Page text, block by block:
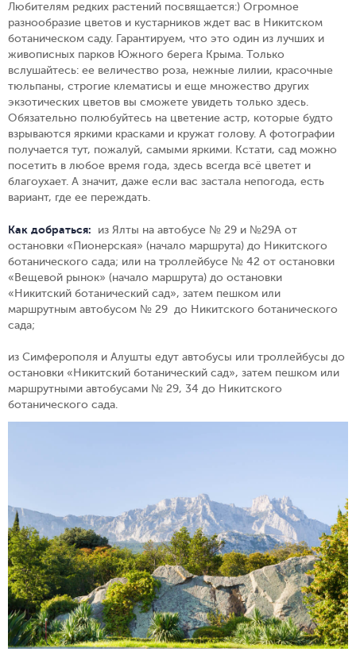
Любителям редких растений посвящается:) Огромное
разнообразие цветов и кустарников ждет вас в Никитском
ботаническом саду. Гарантируем, что это один из лучших и
живописных парков Южного берега Крыма. Только
вслушайтесь: ее величество роза, нежные лилии, красочные
тюльпаны, строгие клематисы и еще множество других
экзотических цветов вы сможете увидеть только здесь.
Обязательно полюбуйтесь на цветение астр, которые будто
взрываются яркими красками и кружат голову. А фотографии
получается тут, пожалуй, самыми яркими. Кстати, сад можно
посетить в любое время года, здесь всегда всё цветет и
благоухает. А значит, даже если вас застала непогода, есть
вариант, где ее переждать.
Как добраться:
из Ялты на автобусе № 29 и №29А от
остановки «Пионерская» (начало маршрута) до Никитского
ботанического сада; или на троллейбусе № 42 от остановки
«Вещевой рынок» (начало маршрута) до остановки
«Никитский ботанический сад», затем пешком или
маршрутным автобусом № 29 до Никитского ботанического
сада;
из Симферополя и Алушты едут автобусы или троллейбусы до
остановки «Никитский ботанический сад», затем пешком или
маршрутными автобусами № 29, 34 до Никитского
ботанического сада.